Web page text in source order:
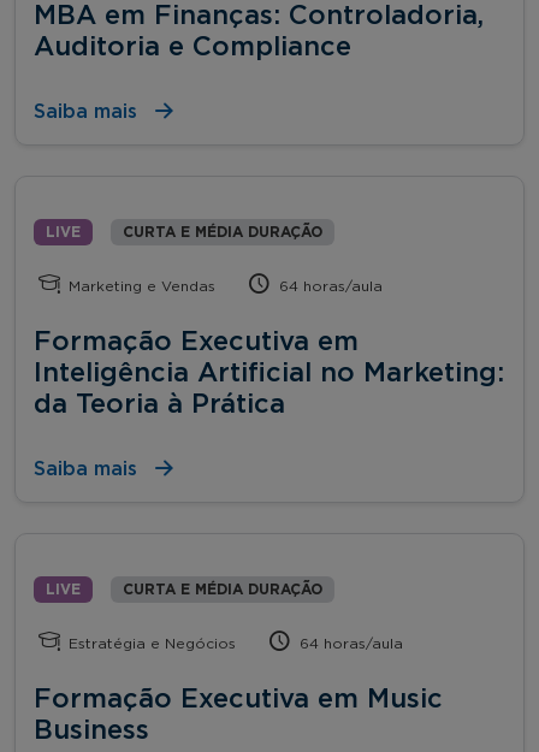
MBA em Finanças: Controladoria,
Auditoria e Compliance
Saiba mais
LIVE CURTA E MÉDIA DURAÇÃO
Marketing e Vendas 64 horas/aula
Formação Executiva em
Inteligência Artificial no Marketing:
da Teoria à Prática
Saiba mais
LIVE CURTA E MÉDIA DURAÇÃO
Estratégia e Negócios 64 horas/aula
Formação Executiva em Music
Business